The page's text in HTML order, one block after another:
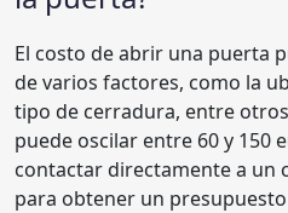
El costo de abrir una puerta
de varios factores, como la
tipo de cerradura, entre
puede oscilar entre 60 y 150
contactar directamente a un
para obtener un